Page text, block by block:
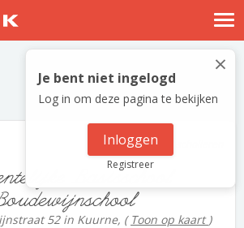
Nostalgische verhalen
Log in
Meld je gratis aan
×
Je bent niet ingelogd
Log in om deze pagina te bekijken
Inloggen
Registreer
Basisschool
52 in Kuurne, ( Toon op kaart )